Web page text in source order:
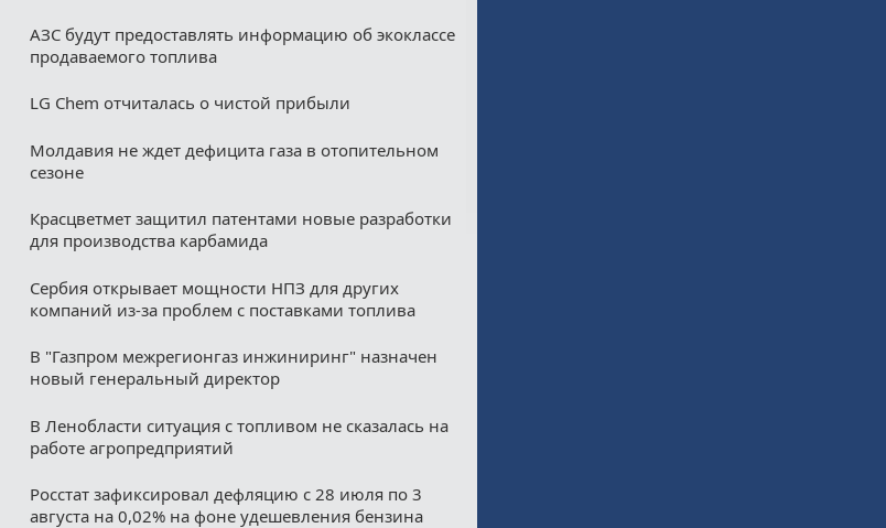
АЗС будут предоставлять информацию об экоклассе
продаваемого топлива
LG Chem отчиталась о чистой прибыли
Молдавия не ждет дефицита газа в отопительном
сезоне
Красцветмет защитил патентами новые разработки
для производства карбамида
Сербия открывает мощности НПЗ для других
компаний из‑за проблем с поставками топлива
В "Газпром межрегионгаз инжиниринг" назначен
новый генеральный директор
В Ленобласти ситуация с топливом не сказалась на
работе агропредприятий
Росстат зафиксировал дефляцию с 28 июля по 3
августа на 0,02% на фоне удешевления бензина